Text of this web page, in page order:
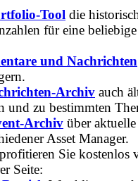
Tool die
für eine beliebige
und Nachrichten
Archiv auch
und zu bestimmten
Archiv über
Asset Manager.
Sie kostenlos
Seite: